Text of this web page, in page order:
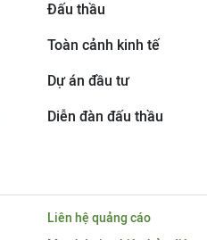
Đấu thầu
Toàn cảnh kinh tế
Dự án đầu tư
Diễn đàn đấu thầu
Liên hệ quảng cáo